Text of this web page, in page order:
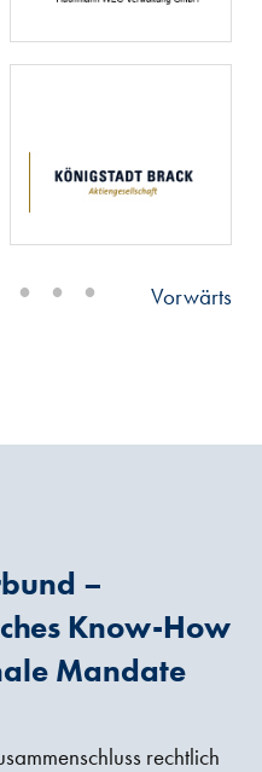
• • • Vorwärts
–
Know-How
Mandate
rechtlich